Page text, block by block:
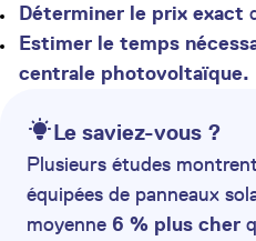
Déterminer le prix exact
Estimer le temps
centrale photovoltaïque.
Le saviez-vous ?
Plusieurs études
équipées de panneaux
moyenne 6 % plus cher